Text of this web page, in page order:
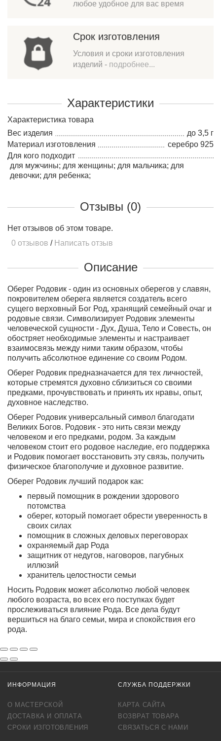
любое удобное для вас время
Срок изготовления
Условия и сроки изготовления
изделий - подробнее...
Характеристики
Характеристика товара
Вес изделия
до 3,5 г
Материал изготовления
серебро 925
Для кого подходит
для мужчины; для женщины; для мальчика; для
девочки; для ребенка;
Отзывы (0)
Нет отзывов об этом товаре.
0 отзывов / Написать отзыв
Описание
Оберег Родовик - один из основных оберегов у славян,
покровителем оберега является создатель всего
сущего верховный Бог Род, хранящий семейный очаг и
родовые связи. Символизирует Родовик элементы
человеческой сущности - Дух, Душа, Тело и Совесть, он
обостряет необходимые элементы и настраивает
взаимосвязь между ними таким образом, чтобы
получить абсолютное единение со своим Родом.
Оберег Родовик предназначается для тех личностей,
которые стремятся духовно сблизиться со своими
предками, прочувствовать и принять их нравы, опыт,
духовное наследство.
Оберег Родовик универсальный символ благодати
Великих Богов. Родовик - это нить связи между
человеком и его предками, родом. За каждым
человеком стоит его родовое наследие, его поддержка
и Родовик помогает восстановить эту связь, получить
физическое благополучие и духовное развитие.
Оберег Родовик лучший подарок как:
первый помощник в рождении здорового
потомства
оберег, который помогает обрести уверенность в
своих силах
помощник в сложных деловых переговорах
охраняемый дар Рода
защитник от недугов, наговоров, пагубных
иллюзий
хранитель целостности семьи
Носить Родовик может абсолютно любой человек
любого возраста, во всех его поступках будет
прослеживаться влияние Рода. Все дела будут
вершиться на благо семьи, мира и спокойствия его
рода.
ИНФОРМАЦИЯ
О МАСТЕРСКОЙ
ДОСТАВКА И ОПЛАТА
СРОКИ ИЗГОТОВЛЕНИЯ
СЛУЖБА ПОДДЕРЖКИ
КАРТА САЙТА
ВОЗВРАТ ТОВАРА
СВЯЗАТЬСЯ С НАМИ